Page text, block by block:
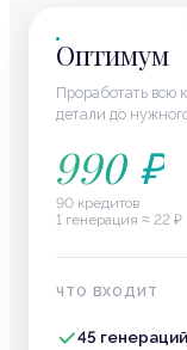
Оптимум
Проработать всю
детали до
990 ₽
90 кредитов
1 генерация ≈ 22 ₽
ЧТО ВХОДИТ
45 генераций